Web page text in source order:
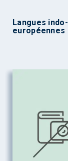
Langues indo-
européennes